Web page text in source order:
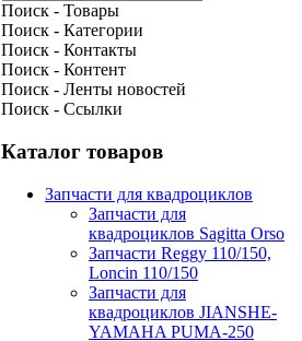
Поиск - Товары
Поиск - Категории
Поиск - Контакты
Поиск - Контент
Поиск - Ленты новостей
Поиск - Ссылки
Каталог товаров
Запчасти для квадроциклов
Запчасти для
квадроциклов Sagitta Orso
Запчасти Reggy 110/150,
Loncin 110/150
Запчасти для
квадроциклов JIANSHE-
YAMAHA PUMA-250